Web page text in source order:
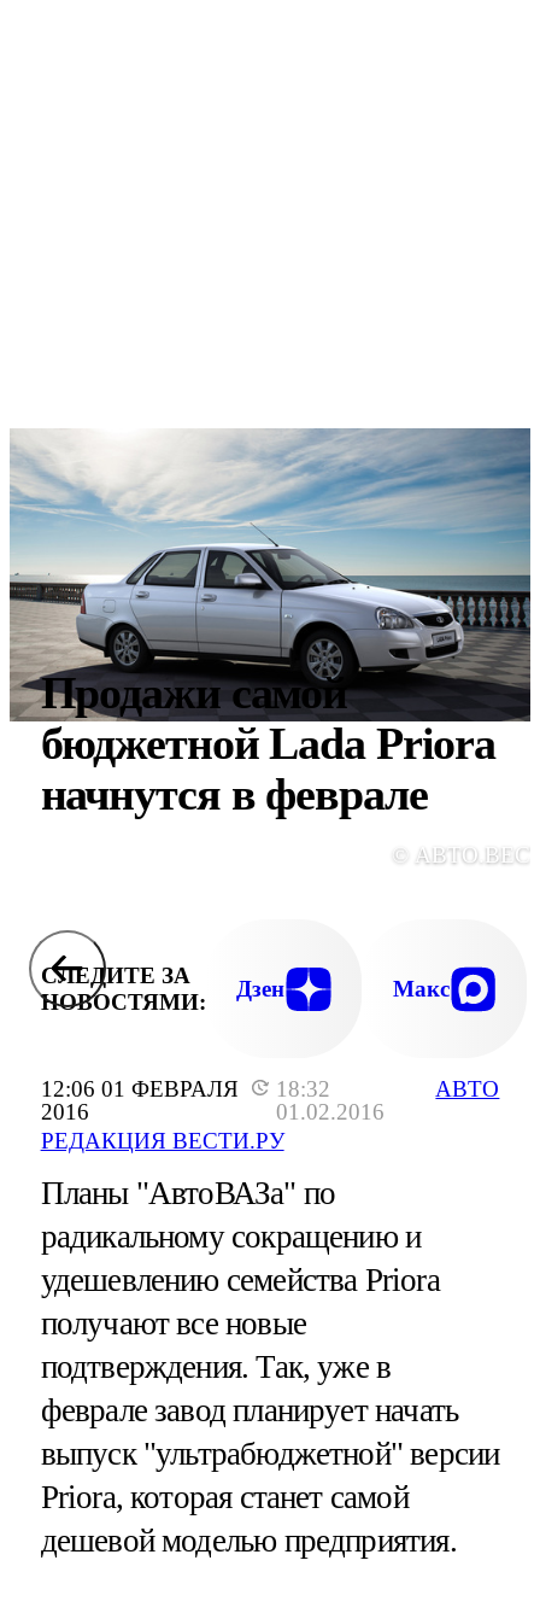
12:06 01 ФЕВРАЛЯ
2016
18:32
01.02.2016
РЕДАКЦИЯ ВЕСТИ.РУ
АВТО
Продажи самой
бюджетной Lada Priora
начнутся в феврале
©
СЛЕДИТЕ ЗА
НОВОСТЯМИ:
Дзен Макс
Планы "АвтоВАЗа" по
радикальному сокращению и
удешевлению семейства Priora
получают все новые
подтверждения. Так, уже в
феврале завод планирует начать
выпуск "ультрабюджетной" версии
Priora, которая станет самой
дешевой моделью предприятия.